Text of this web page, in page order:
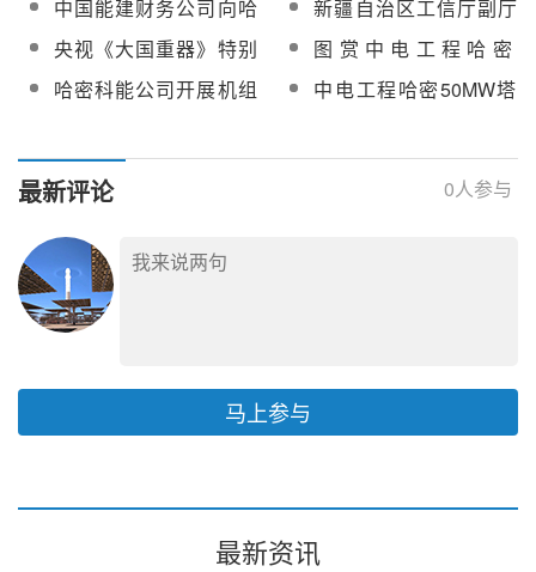
补电力十足
种设备应急救援演练
中国能建财务公司向哈
密50MW塔式电站投放6
亿元专项贷款
新疆自治区工信厅副厅
长胡晓华一行莅临哈密
光热项目调研
央视《大国重器》特别
报道哈密光热发电项目
图赏中电工程哈密
50MW塔式光热发电项
目
哈密科能公司开展机组
中电工程哈密50MW塔
最新评论 0人参与
马上参与
最新资讯